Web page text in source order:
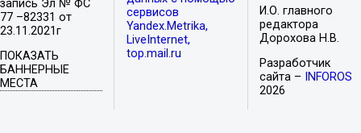
запись Эл № ФС
77 –82331 от
23.11.2021г
ПОКАЗАТЬ
БАННЕРНЫЕ
МЕСТА
сервисов
Yandex.Metrika,
LiveInternet,
top.mail.ru
И.О. главного
редактора
Дорохова Н.В.
Разработчик
сайта –
INFOROS
2026